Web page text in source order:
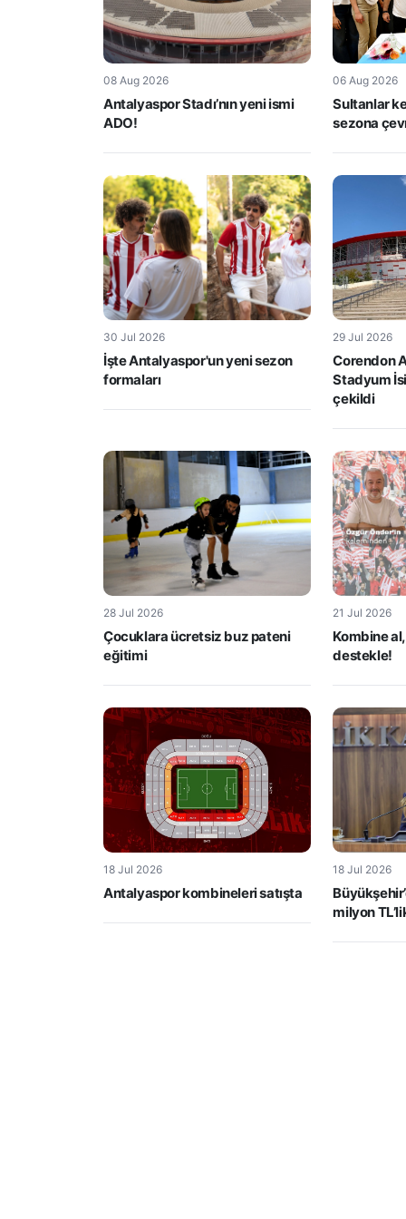
08 Aug 2026
Antalyaspor Stadı’nın yeni ismi
ADO!
06 Aug 2026
Sultanlar
sezona
30 Jul 2026
İşte Antalyaspor'un yeni sezon
formaları
29 Jul 2026
Corendon
Stadyum
çekildi
28 Jul 2026
Çocuklara ücretsiz buz pateni
eğitimi
21 Jul 2026
Kombine al,
destekle!
18 Jul 2026
Antalyaspor kombineleri satışta
18 Jul 2026
milyon